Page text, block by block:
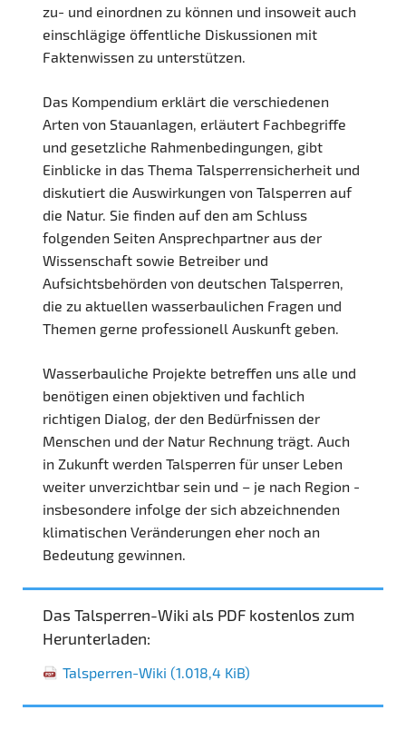
zu- und einordnen zu können und insoweit auch
einschlägige öffentliche Diskussionen mit
Faktenwissen zu unterstützen.
Das Kompendium erklärt die verschiedenen
Arten von Stauanlagen, erläutert Fachbegriffe
und gesetzliche Rahmenbedingungen, gibt
Einblicke in das Thema Talsperrensicherheit und
diskutiert die Auswirkungen von Talsperren auf
die Natur. Sie finden auf den am Schluss
folgenden Seiten Ansprechpartner aus der
Wissenschaft sowie Betreiber und
Aufsichtsbehörden von deutschen Talsperren,
die zu aktuellen wasserbaulichen Fragen und
Themen gerne professionell Auskunft geben.
Wasserbauliche Projekte betreffen uns alle und
benötigen einen objektiven und fachlich
richtigen Dialog, der den Bedürfnissen der
Menschen und der Natur Rechnung trägt. Auch
in Zukunft werden Talsperren für unser Leben
weiter unverzichtbar sein und – je nach Region -
insbesondere infolge der sich abzeichnenden
klimatischen Veränderungen eher noch an
Bedeutung gewinnen.
Das Talsperren-Wiki als PDF kostenlos zum
Herunterladen:
Talsperren-Wiki (1.018,4 KiB)